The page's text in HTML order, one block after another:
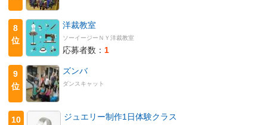
8
位
洋裁教室
ソーイージーＮＹ洋裁教室
応募者数： 1
9
位
ズンバ
ダンスキャット
10
ジュエリー制作1日体験クラス